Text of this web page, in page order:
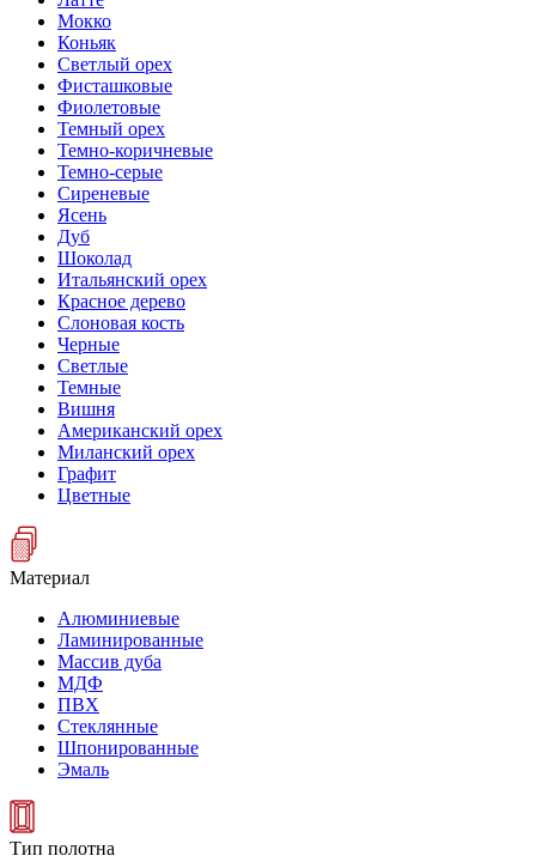
Мокко
Коньяк
Светлый орех
Фисташковые
Фиолетовые
Темный орех
Темно-коричневые
Темно-серые
Сиреневые
Ясень
Дуб
Шоколад
Итальянский орех
Красное дерево
Слоновая кость
Черные
Светлые
Темные
Вишня
Американский орех
Миланский орех
Графит
Цветные
Материал
Алюминиевые
Ламинированные
Массив дуба
МДФ
ПВХ
Стеклянные
Шпонированные
Эмаль
Тип полотна